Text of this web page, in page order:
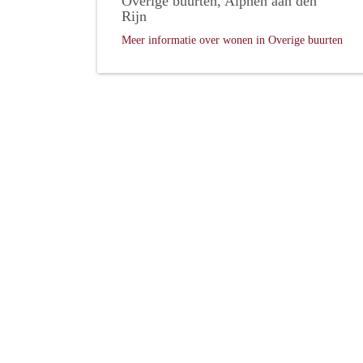
Rijn
Meer informatie over wonen in Overige buurten